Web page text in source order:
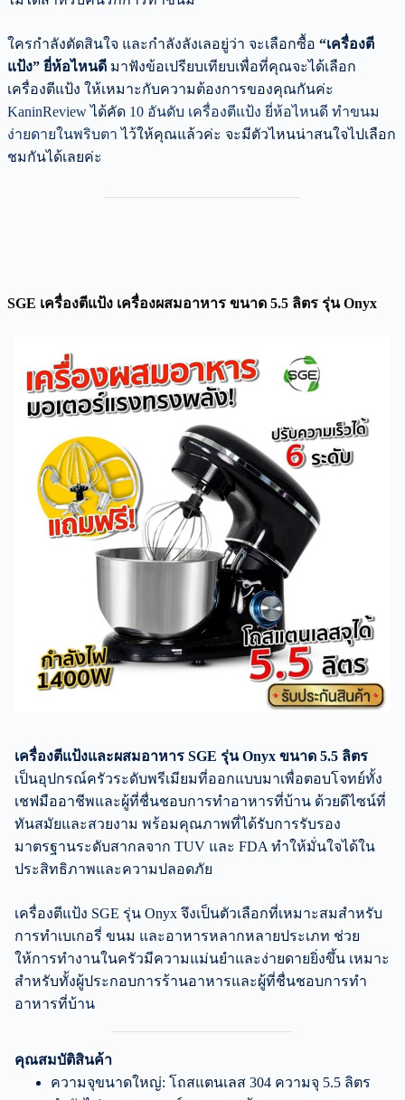
ใครกำลังตัดสินใจ และกำลังลังเลอยู่ว่า จะเลือกซื้อ “เครื่องตี
แป้ง” ยี่ห้อไหนดี มาฟังข้อเปรียบเทียบเพื่อที่คุณจะได้เลือก
เครื่องตีแป้ง ให้เหมาะกับความต้องการของคุณกันค่ะ
KaninReviewได้คัด 10 อันดับ เครื่องตีแป้ง ยี่ห้อไหนดี ทำขนม
ง่ายดายในพริบตา ไว้ให้คุณแล้วค่ะ จะมีตัวไหนน่าสนใจไปเลือก
ชมกันได้เลยค่ะ
SGE เครื่องตีแป้ง เครื่องผสมอาหาร ขนาด 5.5 ลิตร รุ่น Onyx
เครื่องตีแป้งและผสมอาหาร SGE รุ่น Onyx ขนาด 5.5 ลิตร
เป็นอุปกรณ์ครัวระดับพรีเมียมที่ออกแบบมาเพื่อตอบโจทย์ทั้ง
เชฟมืออาชีพและผู้ที่ชื่นชอบการทำอาหารที่บ้าน ด้วยดีไซน์ที่
ทันสมัยและสวยงาม พร้อมคุณภาพที่ได้รับการรับรอง
มาตรฐานระดับสากลจาก TUV และ FDA ทำให้มั่นใจได้ใน
ประสิทธิภาพและความปลอดภัย
เครื่องตีแป้ง SGE รุ่น Onyx จึงเป็นตัวเลือกที่เหมาะสมสำหรับ
การทำเบเกอรี่ ขนม และอาหารหลากหลายประเภท ช่วย
ให้การทำงานในครัวมีความแม่นยำและง่ายดายยิ่งขึ้น เหมาะ
สำหรับทั้งผู้ประกอบการร้านอาหารและผู้ที่ชื่นชอบการทำ
อาหารที่บ้าน
คุณสมบัติสินค้า
ความจุขนาดใหญ่: โถสแตนเลส 304 ความจุ 5.5 ลิตร